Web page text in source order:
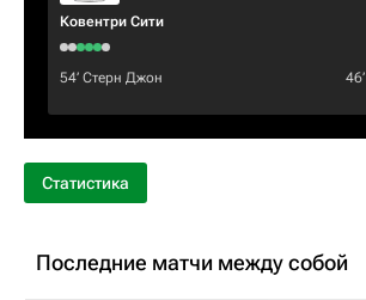
Ковентри Сити
54‎’‎ Стерн Джон 46‎’‎
Статистика
Последние матчи между собой